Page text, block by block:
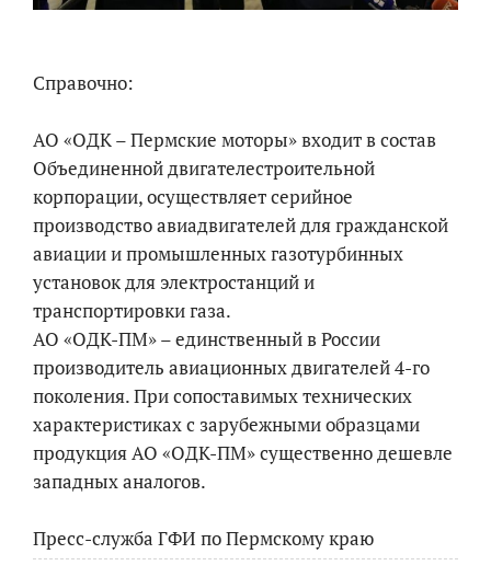
Справочно:
АО «ОДК – Пермские моторы» входит в состав
Объединенной двигателестроительной
корпорации, осуществляет серийное
производство авиадвигателей для гражданской
авиации и промышленных газотурбинных
установок для электростанций и
транспортировки газа.
АО «ОДК-ПМ» – единственный в России
производитель авиационных двигателей 4-го
поколения. При сопоставимых технических
характеристиках с зарубежными образцами
продукция АО «ОДК-ПМ» существенно дешевле
западных аналогов.
Пресс-служба ГФИ по Пермскому краю